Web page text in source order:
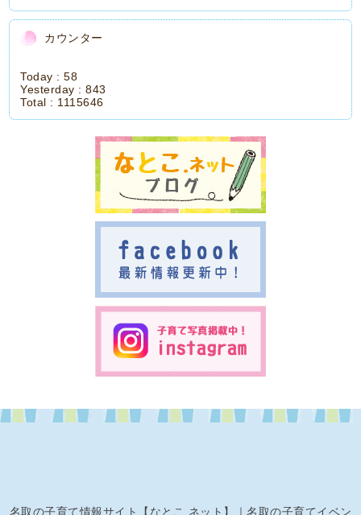
カウンター
Today :58
Yesterday :843
Total : 1115646
名取の子育て情報サイト【なとこ.ネット】｜名取の子育てイベン